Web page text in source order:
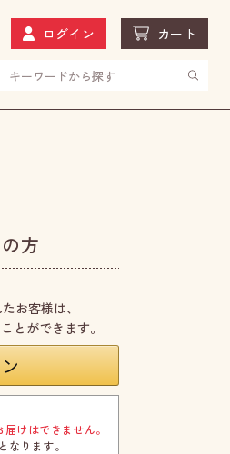
ログイン カート
方
お客様は、
とができます。
けはできません。
なります。